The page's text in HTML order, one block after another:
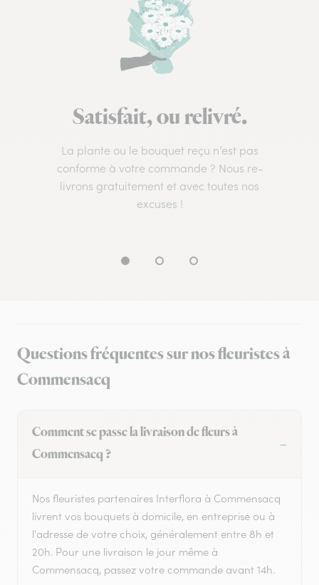
Satisfait, ou relivré.
La plante ou le bouquet reçu n’est pas
conforme à votre commande ? Nous re-
livrons gratuitement et avec toutes nos
excuses !
Questions fréquentes sur nos fleuristes à
Commensacq
Comment se passe la livraison de fleurs à
Commensacq ?
Nos fleuristes partenaires Interflora à Commensacq
livrent vos bouquets à domicile, en entreprise ou à
l'adresse de votre choix, généralement entre 8h et
20h. Pour une livraison le jour même à
Commensacq, passez votre commande avant 14h.